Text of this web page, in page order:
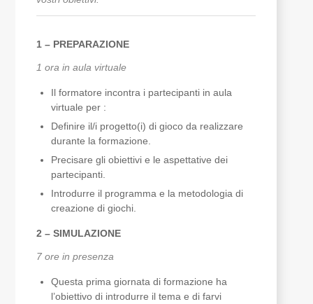
1 – PREPARAZIONE
1 ora in aula virtuale
Il formatore incontra i partecipanti in aula
virtuale per :
Definire il/i progetto(i) di gioco da realizzare
durante la formazione.
Precisare gli obiettivi e le aspettative dei
partecipanti.
Introdurre il programma e la metodologia di
creazione di giochi.
2 – SIMULAZIONE
7 ore in presenza
Questa prima giornata di formazione ha
l’obiettivo di introdurre il tema e di farvi